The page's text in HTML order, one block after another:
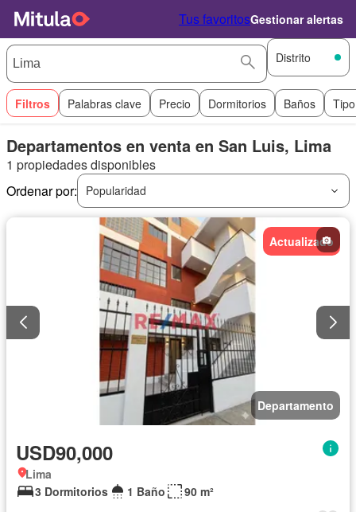
Tus favoritosGestionar alertas
Distrito
Filtros Palabras clave Precio Dormitorios Baños
Departamentos en venta en San Luis, Lima
1 propiedades disponibles
Ordenar por:
Popularidad
Actualizado
Departamento
USD90,000
Lima
3 Dormitorios
1 Baño 90 m²